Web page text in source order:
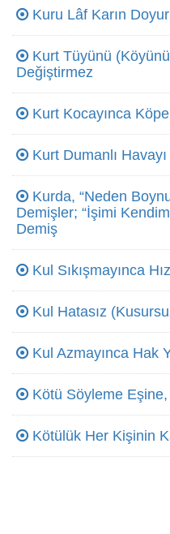
Kuru Lâf Karın
Kurt Tüyünü
Değiştirmez
Kurt Kocayınca
Kurt Dumanlı
Kurda, “Neden
Demişler; “İşimi
Demiş
Kul Sıkışmayınca
Kul Hatasız
Kul Azmayınca Hak
Kötü Söyleme Eşine,
Kötülük Her Kişinin